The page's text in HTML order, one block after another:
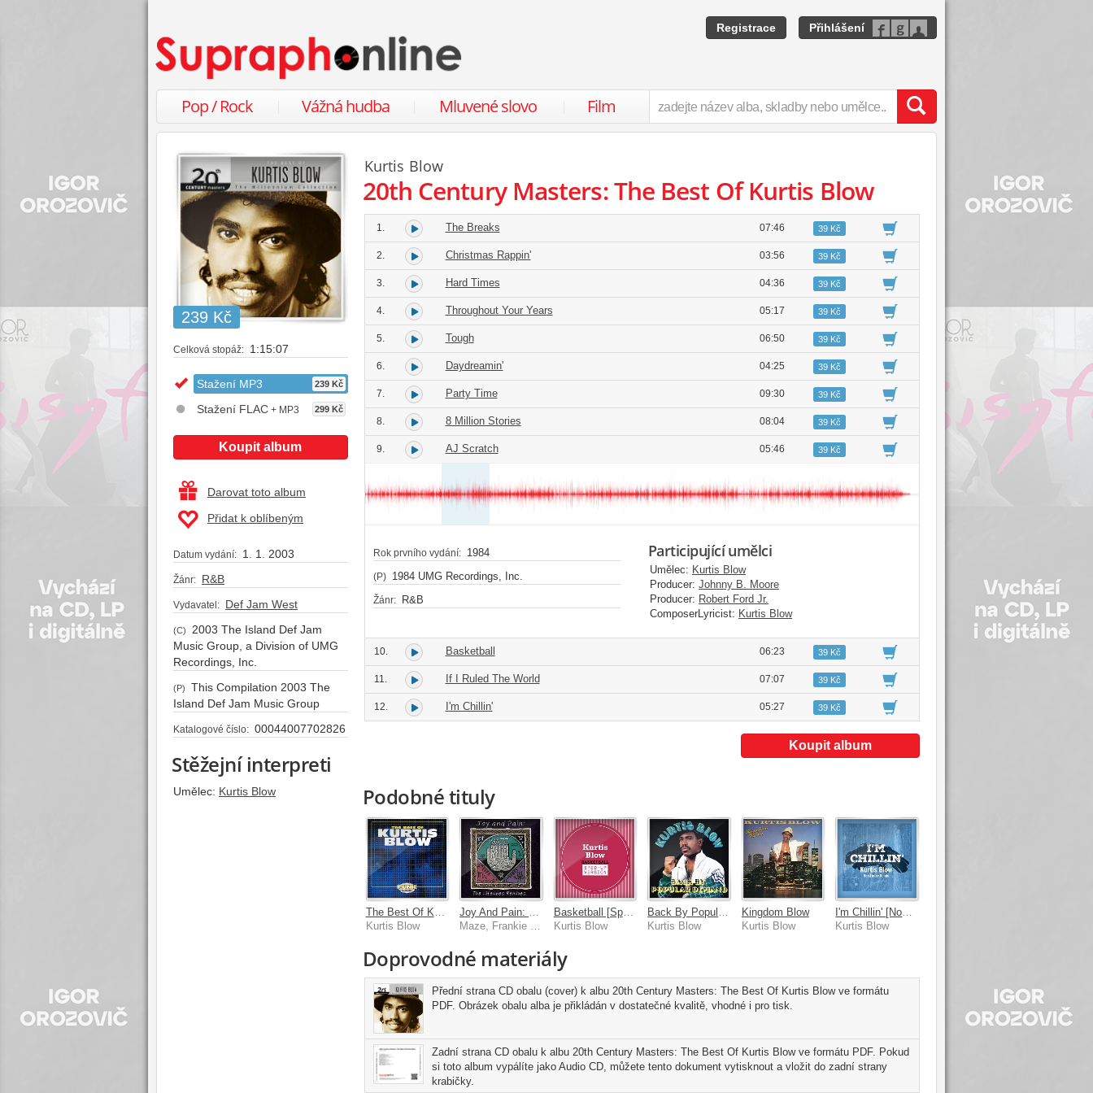
Registrace Přihlášení
Pop / Rock Vážná hudba Mluvené slovo Film
239 Kč
Celková stopáž: 1:15:07
Stažení MP3 239 Kč
Stažení FLAC + MP3 299 Kč
Koupit album
Darovat toto album
Přidat k oblíbeným
Datum vydání: 1. 1. 2003
Žánr: R&B
Vydavatel: Def Jam West
(C)
2003 The Island Def Jam
Music Group, a Division of UMG
Recordings, Inc.
(P)
This Compilation 2003 The
Island Def Jam Music Group
Katalogové číslo: 00044007702826
Stěžejní interpreti
Umělec: Kurtis Blow
Kurtis Blow
20th Century Masters: The Best Of Kurtis Blow
1. The Breaks 07:46 39 Kč
2. Christmas Rappin' 03:56 39 Kč
3. Hard Times 04:36 39 Kč
4. Throughout Your Years 05:17 39 Kč
5. Tough 06:50 39 Kč
6. Daydreamin' 04:25 39 Kč
7. Party Time 09:30 39 Kč
8. 8 Million Stories 08:04 39 Kč
9. AJ Scratch 05:46 39 Kč
Rok prvního vydání: 1984
(P) 1984 UMG Recordings, Inc.
Žánr: R&B
Participující umělci
Umělec: Kurtis Blow
Producer: Johnny B. Moore
Producer: Robert Ford Jr.
ComposerLyricist: Kurtis Blow
10. Basketball 06:23 39 Kč
11. If I Ruled The World 07:07 39 Kč
12. I'm Chillin' 05:27 39 Kč
Koupit album
Podobné tituly
Kurtis Blow
Basketball [Sped Up]
Kurtis Blow
Kurtis Blow
Kingdom Blow
Kurtis Blow
Kurtis Blow
Doprovodné materiály
Přední strana CD obalu (cover) k albu 20th Century Masters: The Best Of Kurtis Blow ve formátu
PDF. Obrázek obalu alba je přikládán v dostatečné kvalitě, vhodné i pro tisk.
Zadní strana CD obalu k albu 20th Century Masters: The Best Of Kurtis Blow ve formátu PDF. Pokud
si toto album vypálíte jako Audio CD, můžete tento dokument vytisknout a vložit do zadní strany
krabičky.